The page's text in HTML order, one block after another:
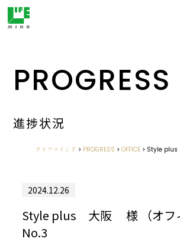
PROGRESS
進捗状況
ライフマインド > PROGRESS > OFFICE> Style
2024.12.26
Style plus 大阪 様 （オフ
No.3